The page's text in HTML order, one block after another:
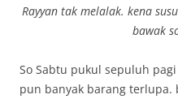
Rayyan tak melalak. kena
bawak
So Sabtu pukul sepuluh
pun banyak barang